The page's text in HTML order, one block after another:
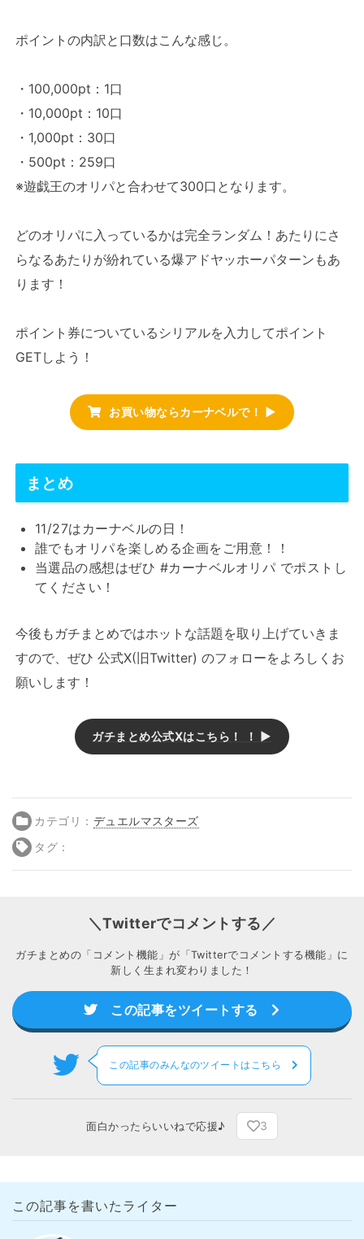
ポイントの内訳と口数はこんな感じ。
・100,000pt：1口
・10,000pt：10口
・1,000pt：30口
・500pt：259口
※遊戯王のオリパと合わせて300口となります。
どのオリパに入っているかは完全ランダム！あたりにさ
らなるあたりが紛れている爆アドヤッホーパターンもあ
ります！
ポイント券についているシリアルを入力してポイント
GETしよう！
お買い物ならカーナベルで！ ▶
まとめ
11/27はカーナベルの日！
誰でもオリパを楽しめる企画をご用意！！
当選品の感想はぜひ #カーナベルオリパ でポストし
てください！
今後もガチまとめではホットな話題を取り上げていきま
すので、ぜひ 公式X(旧Twitter) のフォローをよろしくお
願いします！
ガチまとめ公式Xはこちら！ ！ ▶
カテゴリ： デュエルマスターズ
タグ：
＼Twitterでコメントする／
ガチまとめの「コメント機能」が「Twitterでコメントする機能」に
新しく生まれ変わりました！
この記事をツイートする
この記事のみんなのツイートはこちら
面白かったらいいねで応援♪ 3
この記事を書いたライター